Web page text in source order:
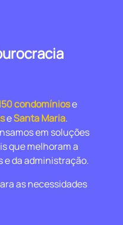
condomíniose
eSanta Maria.
em soluções
que melhoram a
e da administração.
as necessidades